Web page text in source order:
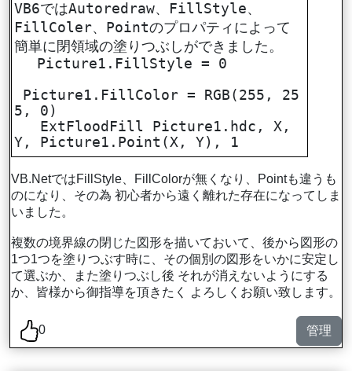
VB6ではAutoredraw、FillStyle、
FillColer、Pointのプロパティによって
簡単に閉領域の塗りつぶしができました。
Picture1.FillStyle = 0
Picture1.FillColor = RGB(255, 25
5, 0)
ExtFloodFill Picture1.hdc, X,
Y, Picture1.Point(X, Y), 1
VB.NetではFillStyle、FillColorが無くなり、Pointも違うも
のになり、その為 初心者から遠く離れた存在になってしま
いました。
複数の境界線の閉じた図形を描いておいて、後から図形の
1つ1つを塗りつぶす時に、その個別の図形をいかに安定し
て選ぶか、また塗りつぶし後 それが消えないようにする
か、皆様から御指導を頂きたく よろしくお願い致します。
0 管理